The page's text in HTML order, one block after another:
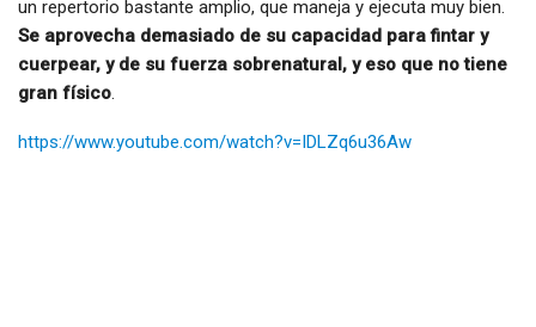
un repertorio bastante amplio, que maneja y ejecuta muy bien.
Se aprovecha demasiado de su capacidad para fintar y
cuerpear, y de su fuerza sobrenatural, y eso que no tiene
gran físico.
https://www.youtube.com/watch?v=IDLZq6u36Aw